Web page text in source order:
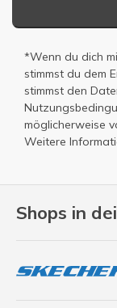
Shops in
*Wenn du dich
stimmst du dem
stimmst den
möglicherweise
Weitere